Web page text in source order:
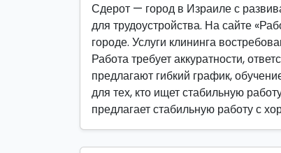
Сдерот — город в Израиле с
для трудоустройства. На сайте
городе. Услуги клининга
Работа требует аккуратности,
предлагают гибкий график,
для тех, кто ищет стабильную
предлагает стабильную работу с